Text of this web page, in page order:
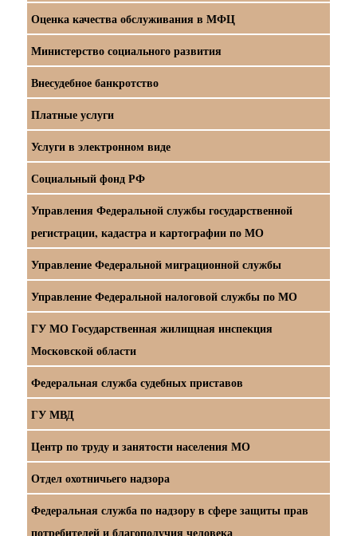
Оценка качества обслуживания в МФЦ
Министерство социального развития
Внесудебное банкротство
Платные услуги
Услуги в электронном виде
Социальный фонд РФ
Управления Федеральной службы государственной
регистрации, кадастра и картографии по МО
Управление Федеральной миграционной службы
Управление Федеральной налоговой службы по МО
ГУ МО Государственная жилищная инспекция
Московской области
Федеральная служба судебных приставов
ГУ МВД
Центр по труду и занятости населения МО
Отдел охотничьего надзора
Федеральная служба по надзору в сфере защиты прав
потребителей и благополучия человека